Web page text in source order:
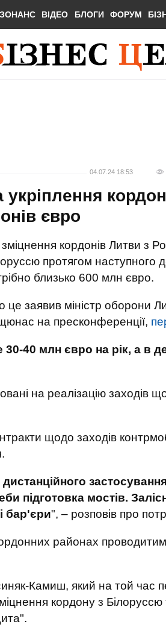
ВІДЕО БЛОГИ ФОРУМ
04.07.24 18:53
євро
кордонів Литви з
протягом наступного
близько 600 млн євро.
це заявив міністр оборони
на пресконференції,
30-40 млн євро на рік, а в
на реалізацію заходів
щодо заходів
підготовка мостів.
бар'єри", – розповів про
районах
Камиш, який на той час
кордону з Білоруссю